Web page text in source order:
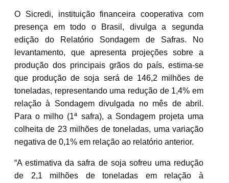
O Sicredi, instituição financeira cooperativa com
presença em todo o Brasil, divulga a segunda
edição do Relatório Sondagem de Safras. No
levantamento, que apresenta projeções sobre a
produção dos principais grãos do país, estima-se
que produção de soja será de 146,2 milhões de
toneladas, representando uma redução de 1,4% em
relação à Sondagem divulgada no mês de abril.
Para o milho (1ª safra), a Sondagem projeta uma
colheita de 23 milhões de toneladas, uma variação
negativa de 0,1% em relação ao relatório anterior.
“A estimativa da safra de soja sofreu uma redução
de 2,1 milhões de toneladas em relação à